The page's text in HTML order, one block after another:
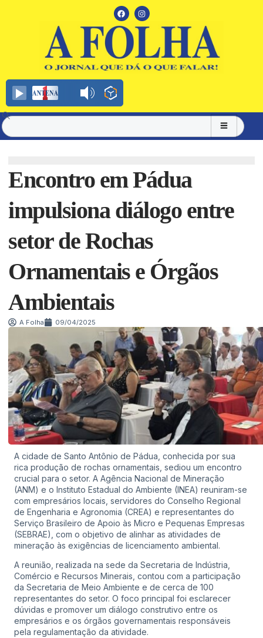
Encontro em Pádua
impulsiona diálogo entre
setor de Rochas
Ornamentais e Órgãos
Ambientais
A Folha 09/04/2025
A cidade de Santo Antônio de Pádua, conhecida por sua
rica produção de rochas ornamentais, sediou um encontro
crucial para o setor. A Agência Nacional de Mineração
(ANM) e o Instituto Estadual do Ambiente (INEA) reuniram-se
com empresários locais, servidores do Conselho Regional
de Engenharia e Agronomia (CREA) e representantes do
Serviço Brasileiro de Apoio às Micro e Pequenas Empresas
(SEBRAE), com o objetivo de alinhar as atividades de
mineração às exigências de licenciamento ambiental.
A reunião, realizada na sede da Secretaria de Indústria,
Comércio e Recursos Minerais, contou com a participação
da Secretaria de Meio Ambiente e de cerca de 100
representantes do setor. O foco principal foi esclarecer
dúvidas e promover um diálogo construtivo entre os
empresários e os órgãos governamentais responsáveis
pela regulamentação da atividade.